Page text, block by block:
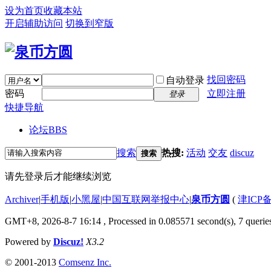
设为首页收藏本站
开启辅助访问 切换到窄版
自动登录 找回密码
密码
登录
立即注册
快捷导航
论坛BBS
搜索 搜索 热搜: 活动 交友 discuz
请先登录后才能继续浏览
Archiver|手机版|小黑屋|中国互联网举报中心|泉币方圆 ( 津ICP
GMT+8, 2026-8-7 16:14 , Processed in 0.085571 second(s), 7
Powered by Discuz! X3.2
© 2001-2013 Comsenz Inc.